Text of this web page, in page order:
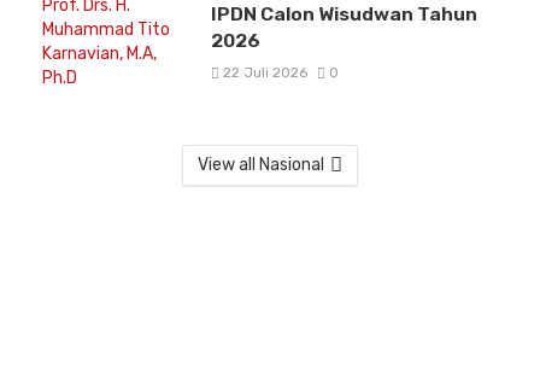
IPDN Calon Wisudwan Tahun
2026
22 Juli 2026 0
View all Nasional